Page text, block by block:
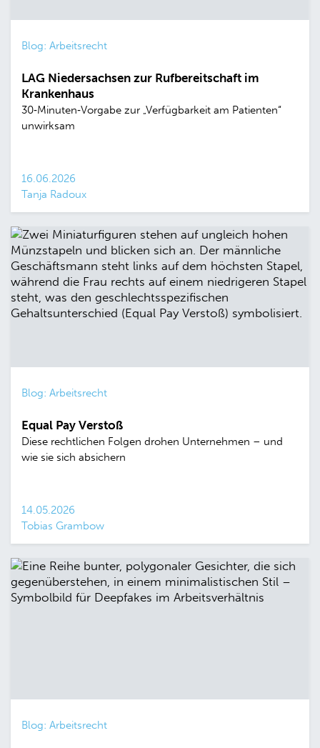
Blog: Arbeitsrecht
LAG Niedersachsen zur Rufbereitschaft im
Krankenhaus
30‑Minuten‑Vorgabe zur „Verfügbarkeit am Patienten“
unwirksam
16.06.2026
Tanja Radoux
Blog: Arbeitsrecht
Equal Pay Verstoß
Diese rechtlichen Folgen drohen Unternehmen – und
wie sie sich absichern
14.05.2026
Tobias Grambow
Blog: Arbeitsrecht